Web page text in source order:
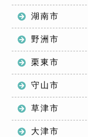
湖南市
野洲市
栗東市
守山市
草津市
大津市